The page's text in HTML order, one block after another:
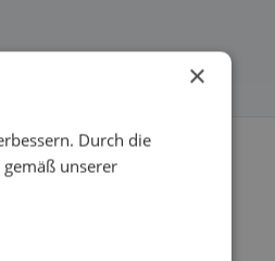
×
Durch die
unserer